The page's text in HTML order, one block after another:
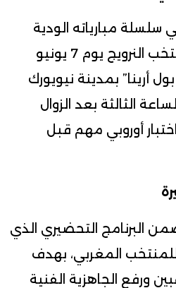
سلسلة مبارياته الودية
بمواجهة قوية أمام منتخب النرويج يوم 7 يونيو
بول أرينا” بمدينة نيويورك
الثالثة بعد الزوال
أوروبي مهم قبل
البرنامج التحضيري الذي
المغربي، بهدف
ورفع الجاهزية الفنية